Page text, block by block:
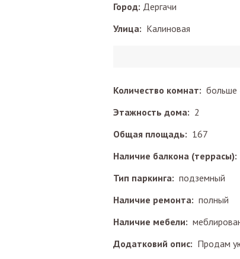
Город: Дергачи
Улица: Калиновая
Количество комнат: больше
Этажность дома: 2
Общая площадь: 167
Наличие балкона (террасы):
Тип паркинга: подземный
Наличие ремонта: полный
Наличие мебели:
Додатковий опис: Продам